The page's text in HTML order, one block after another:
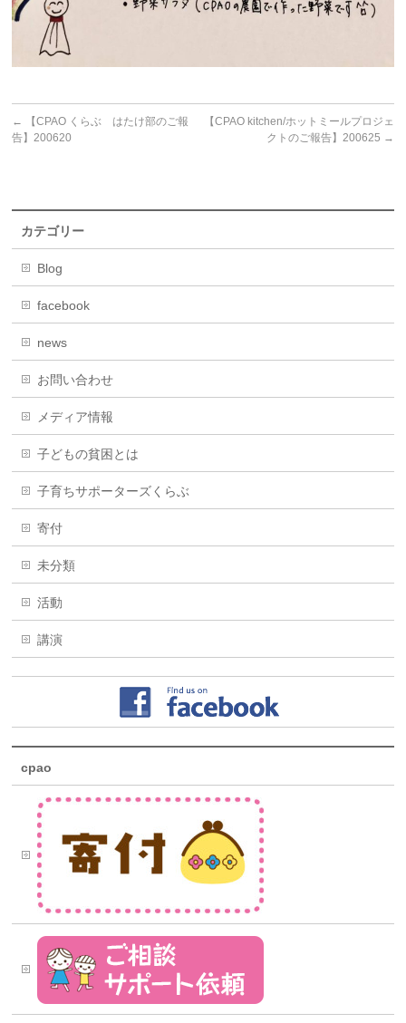
←
【CPAO くらぶ はたけ部のご報
告】200620
【CPAO kitchen/ホットミールプロジェ
クトのご報告】200625 →
カテゴリー
Blog
facebook
news
お問い合わせ
メディア情報
子どもの貧困とは
子育ちサポーターズくらぶ
寄付
未分類
活動
講演
cpao